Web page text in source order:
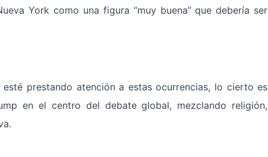
York como una figura “muy buena” que debería ser
prestando atención a estas ocurrencias, lo cierto es
en el centro del debate global, mezclando religión,